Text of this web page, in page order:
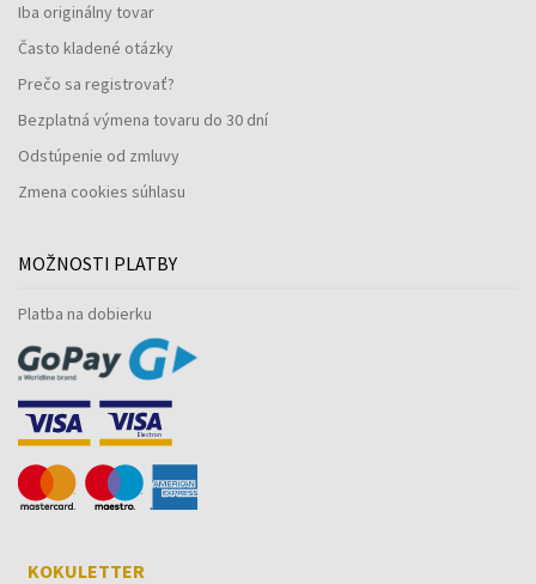
Iba originálny tovar
Často kladené otázky
Prečo sa registrovať?
Bezplatná výmena tovaru do 30 dní
Odstúpenie od zmluvy
Zmena cookies súhlasu
MOŽNOSTI PLATBY
Platba na dobierku
KOKULETTER